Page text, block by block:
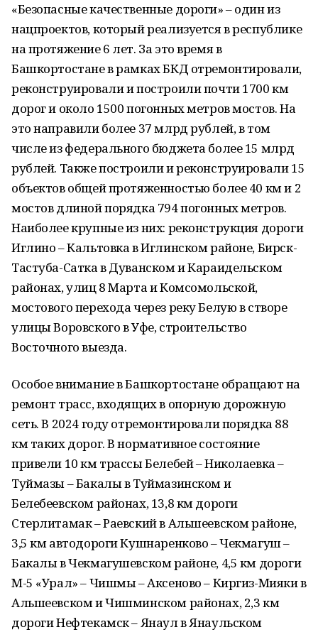
«Безопасные качественные дороги» – один из
нацпроектов, который реализуется в республике
на протяжение 6 лет. За это время в
Башкортостане в рамках БКД отремонтировали,
реконструировали и построили почти 1700 км
дорог и около 1500 погонных метров мостов. На
это направили более 37 млрд рублей, в том
числе из федерального бюджета более 15 млрд
рублей. Также построили и реконструировали 15
объектов общей протяженностью более 40 км и 2
мостов длиной порядка 794 погонных метров.
Наиболее крупные из них: реконструкция дороги
Иглино – Кальтовка в Иглинском районе, Бирск-
Тастуба-Сатка в Дуванском и Караидельском
районах, улиц 8 Марта и Комсомольской,
мостового перехода через реку Белую в створе
улицы Воровского в Уфе, строительство
Восточного выезда.
Особое внимание в Башкортостане обращают на
ремонт трасс, входящих в опорную дорожную
сеть. В 2024 году отремонтировали порядка 88
км таких дорог. В нормативное состояние
привели 10 км трассы Белебей – Николаевка –
Туймазы – Бакалы в Туймазинском и
Белебеевском районах, 13,8 км дороги
Стерлитамак – Раевский в Альшеевском районе,
3,5 км автодороги Кушнаренково – Чекмагуш –
Бакалы в Чекмагушевском районе, 4,5 км дороги
М-5 «Урал» – Чишмы – Аксеново – Киргиз-Мияки в
Альшеевском и Чишминском районах, 2,3 км
дороги Нефтекамск – Янаул в Янаульском